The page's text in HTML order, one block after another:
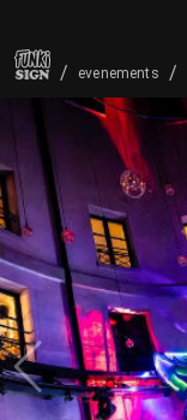
/ evenements /